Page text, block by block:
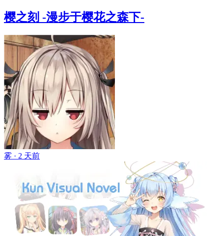
樱之刻 -漫步于樱花之森下-
雾 · 2 天前